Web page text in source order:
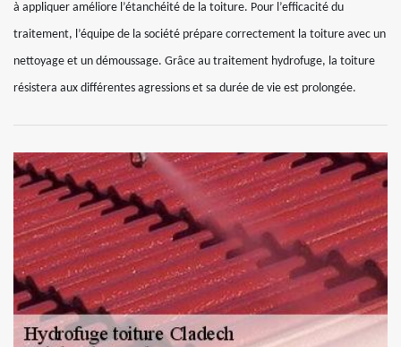
à appliquer améliore l’étanchéité de la toiture. Pour l’efficacité du
traitement, l’équipe de la société prépare correctement la toiture avec un
nettoyage et un démoussage. Grâce au traitement hydrofuge, la toiture
résistera aux différentes agressions et sa durée de vie est prolongée.